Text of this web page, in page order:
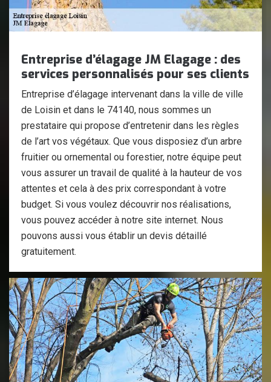
Entreprise d’élagage JM Elagage : des
services personnalisés pour ses clients
Entreprise d’élagage intervenant dans la ville de ville
de Loisin et dans le 74140, nous sommes un
prestataire qui propose d’entretenir dans les règles
de l’art vos végétaux. Que vous disposiez d’un arbre
fruitier ou ornemental ou forestier, notre équipe peut
vous assurer un travail de qualité à la hauteur de vos
attentes et cela à des prix correspondant à votre
budget. Si vous voulez découvrir nos réalisations,
vous pouvez accéder à notre site internet. Nous
pouvons aussi vous établir un devis détaillé
gratuitement.